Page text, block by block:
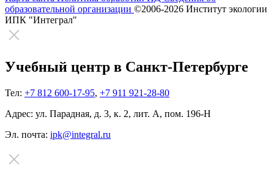
образовательной организации ©2006-2026 Институт экологии
ИПК "Интеграл"
Учебный центр в Санкт-Петербурге
Тел: +7 812 600-17-95, +7 911 921-28-80
Адрес: ул. Парадная, д. 3, к. 2, лит. А, пом. 196-Н
Эл. почта: ipk@integral.ru